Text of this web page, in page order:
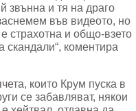
звънна и тя на драго
във видеото, но
страхотна и общо-взето
скандали“, коментира
които Крум пуска в
се забавляват, някои